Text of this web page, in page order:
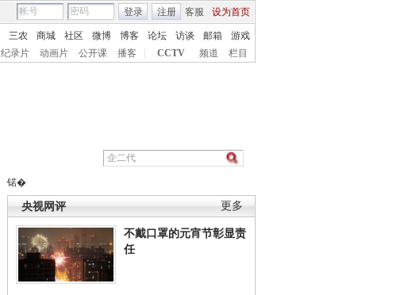
客服 设为首页
登录 注册
三农 商城 社区 微博 博客 论坛 访谈 邮箱
游戏
纪录片 动画片 公开课 播客 CCTV 频道 栏目
锘�
更多
央视网评
不戴口罩的元宵节彰显责
任